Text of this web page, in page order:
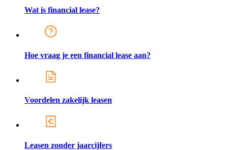
Wat is financial lease?
Hoe vraag je een financial lease aan?
Voordelen zakelijk leasen
Leasen zonder jaarcijfers